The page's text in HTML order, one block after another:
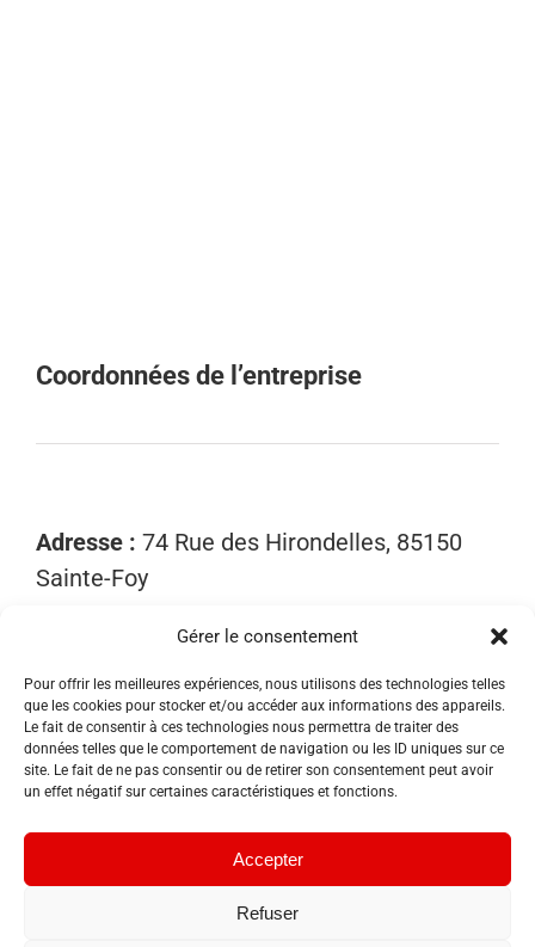
Gérer le consentement
Pour offrir les meilleures expériences, nous utilisons des technologies telles
que les cookies pour stocker et/ou accéder aux informations des appareils.
Le fait de consentir à ces technologies nous permettra de traiter des
données telles que le comportement de navigation ou les ID uniques sur ce
site. Le fait de ne pas consentir ou de retirer son consentement peut avoir
un effet négatif sur certaines caractéristiques et fonctions.
Accepter
Refuser
Coordonnées de l’entreprise
Adresse : 74 Rue des Hirondelles, 85150
Sainte-Foy
06 15 81 52 40
SIRET :89455533300018